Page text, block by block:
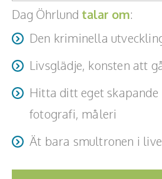
Skådespelare
Alla talare
Alla ämnen
Dag Öhrlund talar om:
Den kriminella
Livsglädje, konsten att
Hitta ditt eget skapande
fotografi, måleri
Ät bara smultronen i